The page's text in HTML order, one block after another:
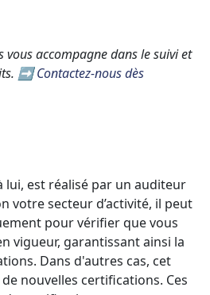
vous accompagne dans le suivi et
➡️Contactez-nous dès
lui, est réalisé par un auditeur
votre secteur d’activité, il peut
pour vérifier que vous
vigueur, garantissant ainsi la
Dans d'autres cas, cet
nouvelles certifications. Ces